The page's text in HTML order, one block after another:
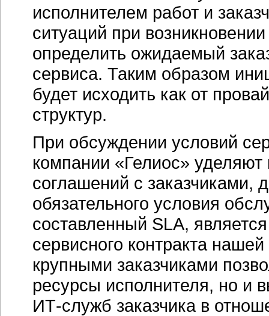
исполнителем работ и
ситуаций при
определить ожидаемый
сервиса. Таким образом
будет исходить как от
структур.
При обсуждении условий
компании «Гелиос»
соглашений с заказчиками,
обязательного условия
составленный SLA,
сервисного контракта
крупными заказчиками
ресурсы исполнителя, но и
ИТ-служб заказчика в